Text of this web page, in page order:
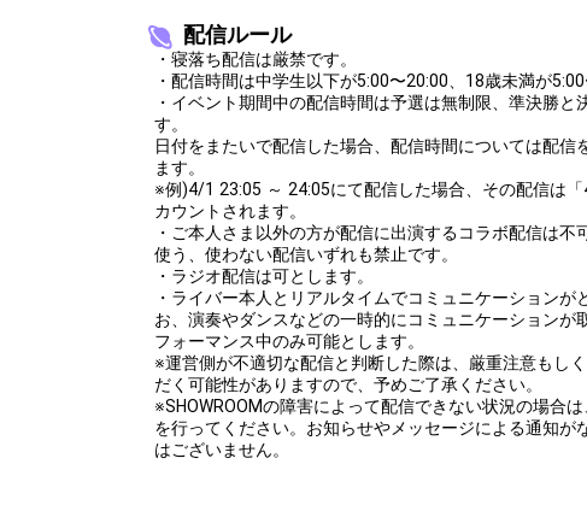
配信ルール
・寝落ち配信は厳禁です。
・配信時間は中学生以下が5:00〜20:00、18歳未満が5:00
・イベント期間中の配信時間は予選は無制限、準決勝と
す。
日付をまたいで配信した場合、配信時間については配信
ます。
※例)4/1 23:05 ～ 24:05にて配信した場合、その配信は
カウントされます。
・ご本人さま以外の方が配信に出演するコラボ配信は不
使う、使わない配信いずれも禁止です。
・ラジオ配信は可とします。
・ライバー本人とリアルタイムでコミュニケーションが
お、演奏やダンスなどの一時的にコミュニケーションが
フォーマンス中のみ可能とします。
※運営側が不適切な配信と判断した際は、厳重注意もし
だく可能性がありますので、予めご了承ください。
※SHOWROOMの障害によって配信できない状況の場合
を行ってください。お知らせやメッセージによる通知が
はございません。